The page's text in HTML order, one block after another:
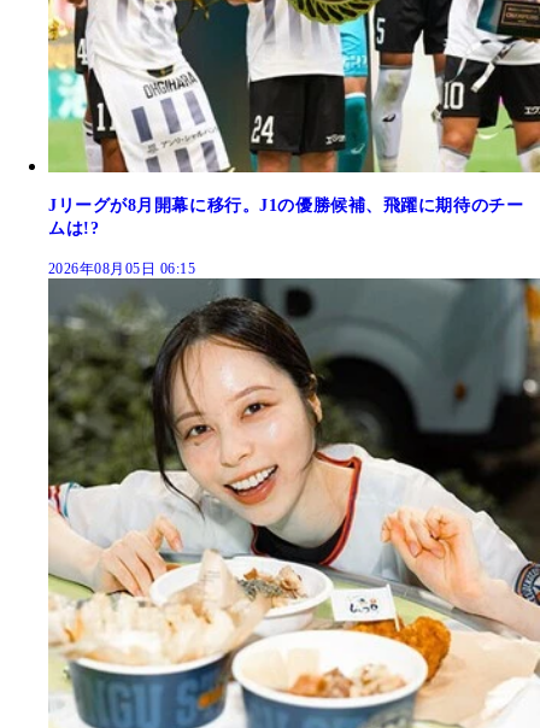
Jリーグが8月開幕に移行。J1の優勝候補、飛躍に期待のチー
ムは!?
2026年08月05日 06:15